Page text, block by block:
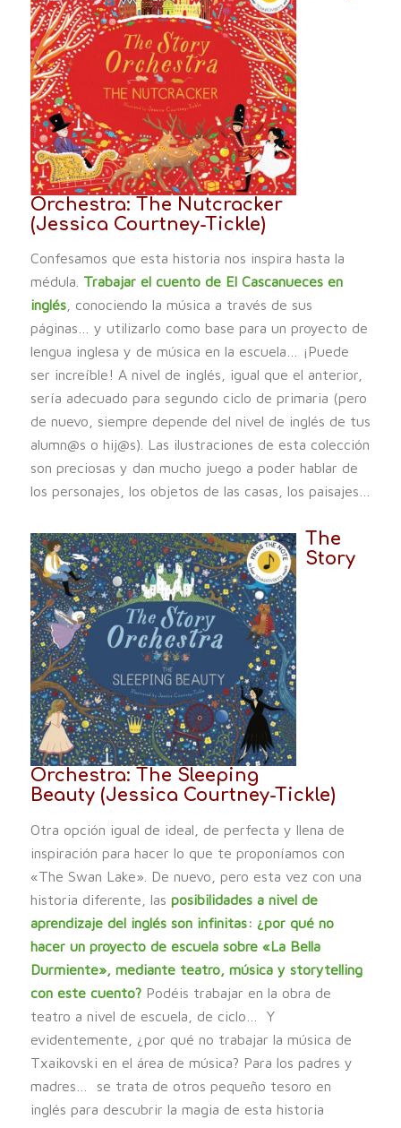
Orchestra: The Nutcracker
(Jessica Courtney-Tickle)
Confesamos que esta historia nos inspira hasta la
médula. Trabajar el cuento de El Cascanueces en
inglés, conociendo la música a través de sus
páginas… y utilizarlo como base para un proyecto de
lengua inglesa y de música en la escuela… ¡Puede
ser increíble! A nivel de inglés, igual que el anterior,
sería adecuado para segundo ciclo de primaria (pero
de nuevo, siempre depende del nivel de inglés de tus
alumn@s o hij@s). Las ilustraciones de esta colección
son preciosas y dan mucho juego a poder hablar de
los personajes, los objetos de las casas, los paisajes…
The
Story
Orchestra: The Sleeping
Beauty(Jessica Courtney-Tickle)
Otra opción igual de ideal, de perfecta y llena de
inspiración para hacer lo que te proponíamos con
«The Swan Lake». De nuevo, pero esta vez con una
historia diferente, las posibilidades a nivel de
aprendizaje del inglés son infinitas: ¿por qué no
hacer un proyecto de escuela sobre «La Bella
Durmiente», mediante teatro, música y storytelling
con este cuento? Podéis trabajar en la obra de
teatro a nivel de escuela, de ciclo… Y
evidentemente, ¿por qué no trabajar la música de
Txaikovski en el área de música? Para los padres y
madres… se trata de otros pequeño tesoro en
inglés para descubrir la magia de esta historia